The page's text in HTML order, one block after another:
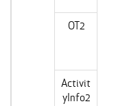
OT2
Activit
yInfo2